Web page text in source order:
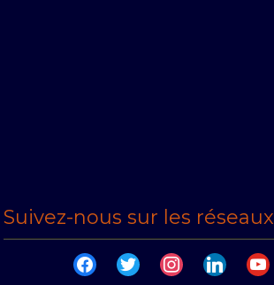
Suivez-nous sur les
facebooktwitter instagramlinkedin